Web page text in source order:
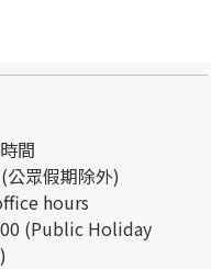
間
公眾假期除外)
hours
(Public Holiday